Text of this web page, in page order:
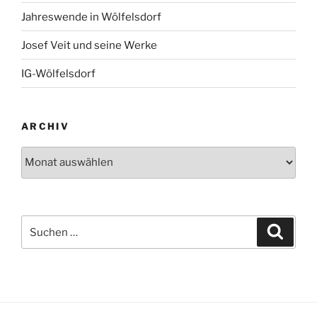
Jahreswende in Wölfelsdorf
Josef Veit und seine Werke
IG-Wölfelsdorf
ARCHIV
nach: